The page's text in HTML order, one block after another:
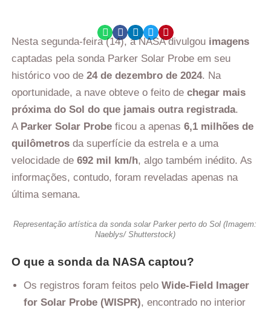
Nesta segunda-feira (14), a NASA divulgou imagens
captadas pela sonda Parker Solar Probe em seu
histórico voo de 24 de dezembro de 2024. Na
oportunidade, a nave obteve o feito de chegar mais
próxima do Sol do que jamais outra registrada.
A Parker Solar Probe ficou a apenas 6,1 milhões de
quilômetros da superfície da estrela e a uma
velocidade de 692 mil km/h, algo também inédito. As
informações, contudo, foram reveladas apenas na
última semana.
Representação artística da sonda solar Parker perto do Sol (Imagem:
Naeblys/ Shutterstock)
O que a sonda da NASA captou?
Os registros foram feitos pelo Wide-Field Imager
for Solar Probe (WISPR), encontrado no interior